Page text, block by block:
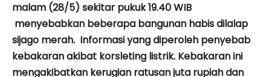
malam (28/5) sekitar pukuk 19.40 WIB
menyebabkan beberapa bangunan habis dilalap
sijago merah. Informasi yang diperoleh penyebab
kebakaran akibat korsleting listrik. Kebakaran ini
mengakibatkan kerugian ratusan juta rupiah dan